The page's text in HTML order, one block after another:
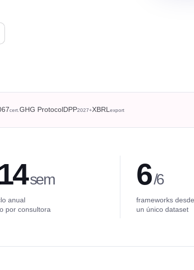
cert. GHG ProtocolDPP2027+XBRL export
sem
anual
por consultora
6/6
frameworks desde
un único dataset